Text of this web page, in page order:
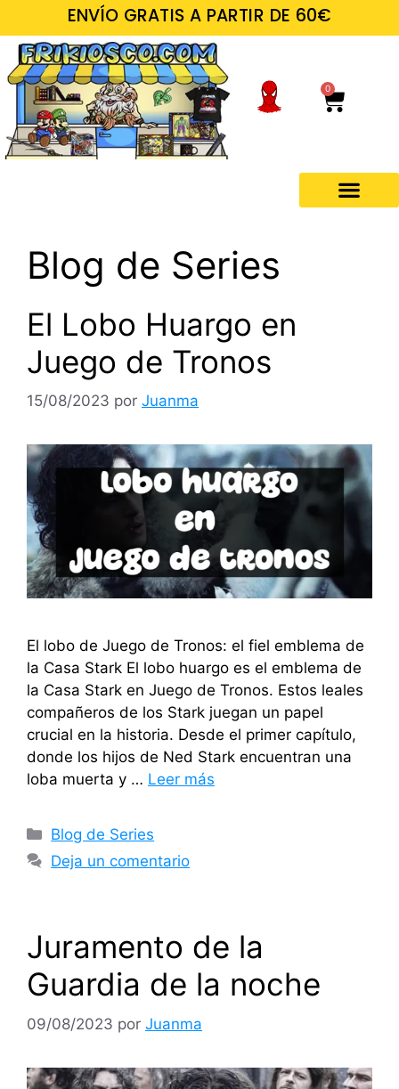
ENVÍO GRATIS A PARTIR DE 60€
0
Blog de Series
El Lobo Huargo en
Juego de Tronos
15/08/2023 por Juanma
El lobo de Juego de Tronos: el fiel emblema de
la Casa Stark El lobo huargo es el emblema de
la Casa Stark en Juego de Tronos. Estos leales
compañeros de los Stark juegan un papel
crucial en la historia. Desde el primer capítulo,
donde los hijos de Ned Stark encuentran una
loba muerta y … Leer más
Blog de Series
Deja un comentario
Juramento de la
Guardia de la noche
09/08/2023 por Juanma